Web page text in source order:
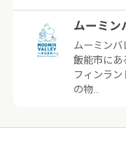
ムーミン
ムーミンバ
飯能市にあ
フィンラン
の物…